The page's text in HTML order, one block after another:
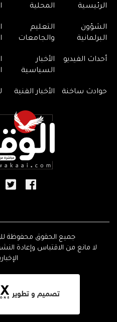
الرئيسية
المحلية
الشؤون
البرلمانية
التعليم
والجامعات
أحداث الفيديو
الأخبار
السياسية
حوادث ساخنة الأخبار الفنية
جميع الحقوق محفوظة
لا مانع من الاقتباس وإعادة
تصميم و تطوير